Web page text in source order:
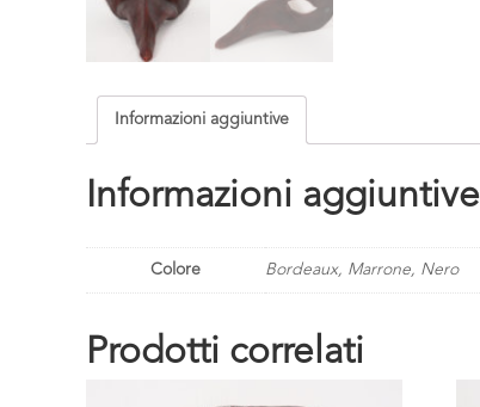
Informazioni aggiuntive
Informazioni aggiuntive
Colore Bordeaux, Marrone, Nero
Prodotti correlati